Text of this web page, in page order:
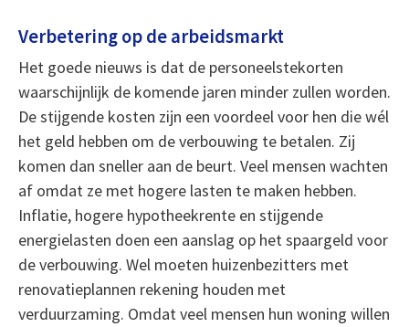
Verbetering op de arbeidsmarkt
Het goede nieuws is dat de personeelstekorten
waarschijnlijk de komende jaren minder zullen worden.
De stijgende kosten zijn een voordeel voor hen die wél
het geld hebben om de verbouwing te betalen. Zij
komen dan sneller aan de beurt. Veel mensen wachten
af omdat ze met hogere lasten te maken hebben.
Inflatie, hogere hypotheekrente en stijgende
energielasten doen een aanslag op het spaargeld voor
de verbouwing. Wel moeten huizenbezitters met
renovatieplannen rekening houden met
verduurzaming. Omdat veel mensen hun woning willen